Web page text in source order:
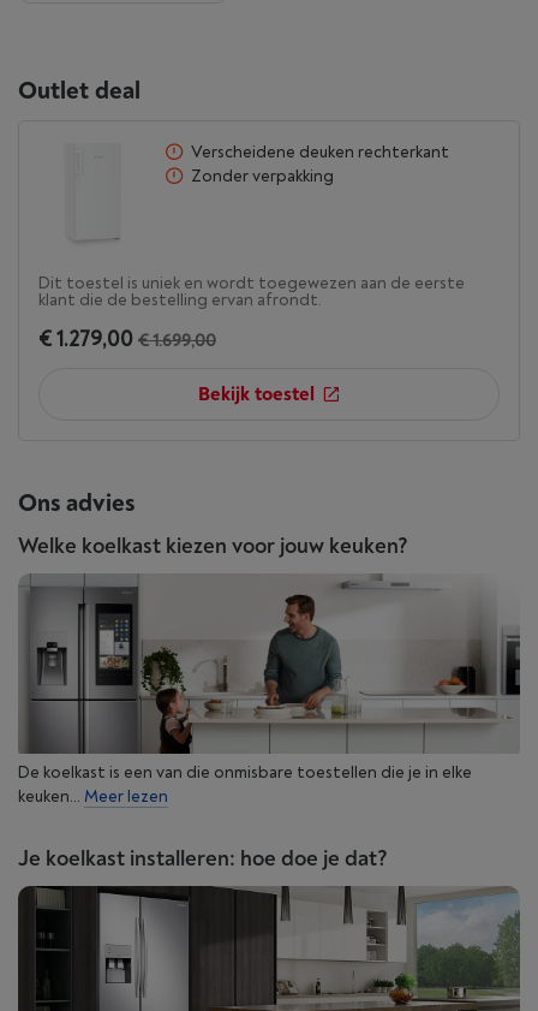
Outlet deal
Verscheidene deuken rechterkant
Zonder verpakking
Dit toestel is uniek en wordt toegewezen aan de eerste
klant die de bestelling ervan afrondt.
€ 1.279,00 € 1.699,00
Bekijk toestel
Ons advies
Welke koelkast kiezen voor jouw keuken?
De koelkast is een van die onmisbare toestellen die je in elke
keuken... Meer lezen
Je koelkast installeren: hoe doe je dat?